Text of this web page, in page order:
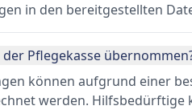
in den bereitgestellten
Pflegekasse
können aufgrund einer
werden.